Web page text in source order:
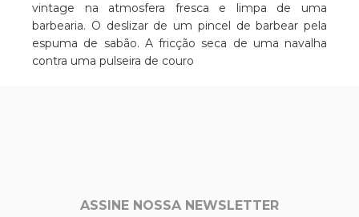
vintage na atmosfera fresca e limpa de uma
barbearia. O deslizar de um pincel de barbear pela
espuma de sabão. A fricção seca de uma navalha
contra uma pulseira de couro
ASSINE NOSSA NEWSLETTER